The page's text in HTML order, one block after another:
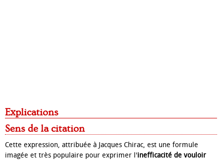
Explications
Sens de la citation
Cette expression, attribuée à Jacques Chirac, est une formule
imagée et très populaire pour exprimer l'inefficacité de vouloir